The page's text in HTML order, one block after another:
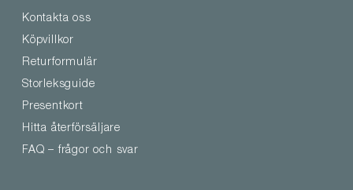
Kontakta oss
Köpvillkor
Returformulär
Storleksguide
Presentkort
Hitta återförsäljare
FAQ – frågor och svar